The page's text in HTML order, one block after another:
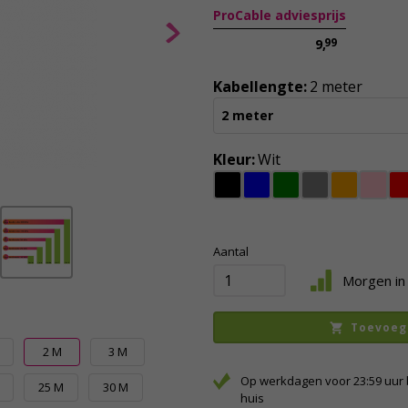
2 M 3 M
25 M 30 M
ProCable adviesprijs
9,99
Kabellengte:2 meter
2 meter
Kleur:Wit
Aantal
Morgen in
Op werkdagen voor 23:59
huis